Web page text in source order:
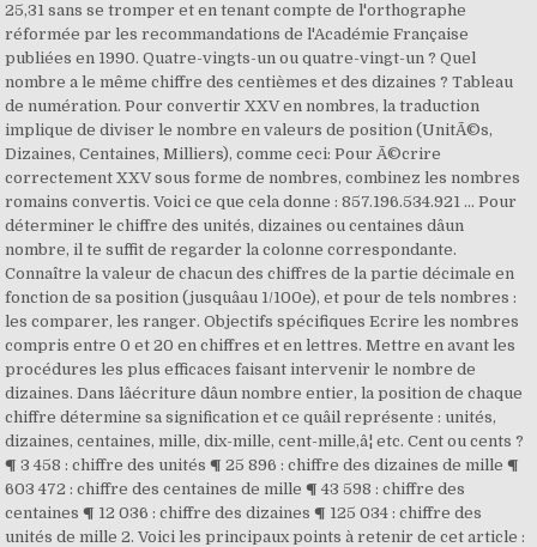
25,31 sans se tromper et en tenant compte de l'orthographe
réformée par les recommandations de l'Académie Française
publiées en 1990. Quatre-vingts-un ou quatre-vingt-un ? Quel
nombre a le même chiffre des centièmes et des dizaines ? Tableau
de numération. Pour convertir XXV en nombres, la traduction
implique de diviser le nombre en valeurs de position (UnitÃ©s,
Dizaines, Centaines, Milliers), comme ceci: Pour Ã©crire
correctement XXV sous forme de nombres, combinez les nombres
romains convertis. Voici ce que cela donne : 857.196.534.921 ... Pour
déterminer le chiffre des unités, dizaines ou centaines dâun
nombre, il te suffit de regarder la colonne correspondante.
Connaître la valeur de chacun des chiffres de la partie décimale en
fonction de sa position (jusquâau 1/100e), et pour de tels nombres :
les comparer, les ranger. Objectifs spécifiques Ecrire les nombres
compris entre 0 et 20 en chiffres et en lettres. Mettre en avant les
procédures les plus efficaces faisant intervenir le nombre de
dizaines. Dans lâécriture dâun nombre entier, la position de chaque
chiffre détermine sa signification et ce quâil représente : unités,
dizaines, centaines, mille, dix-mille, cent-mille,â¦ etc. Cent ou cents ?
¶ 3 458 : chiffre des unités ¶ 25 896 : chiffre des dizaines de mille ¶
603 472 : chiffre des centaines de mille ¶ 43 598 : chiffre des
centaines ¶ 12 036 : chiffre des dizaines ¶ 125 034 : chiffre des
unités de mille 2. Voici les principaux points à retenir de cet article :